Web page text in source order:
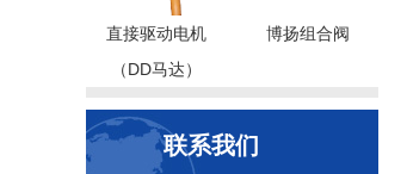
直接驱动电机
（DD马达）
博扬组合阀
联系我们